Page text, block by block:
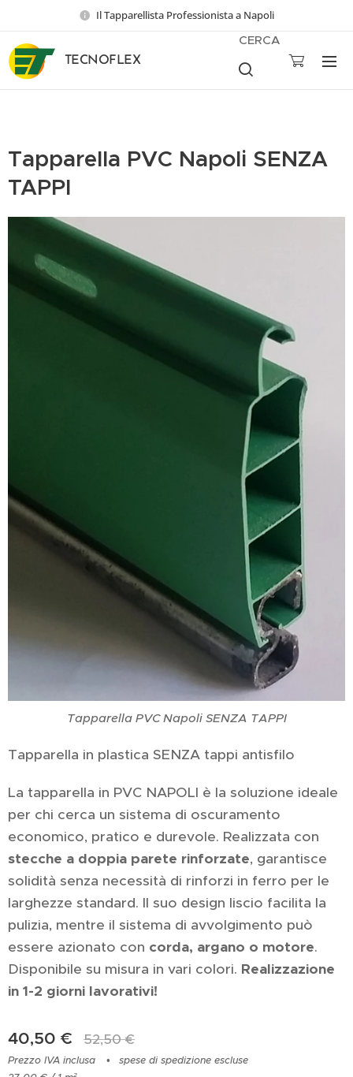
Il Tapparellista Professionista a Napoli
TECNOFLEX
CERCA
Tapparella PVC Napoli SENZA
TAPPI
Tapparella PVC Napoli SENZA TAPPI
Tapparella in plastica SENZA tappi antisfilo
La tapparella in PVC NAPOLI è la soluzione ideale
per chi cerca un sistema di oscuramento
economico, pratico e durevole. Realizzata con
stecche a doppia parete rinforzate, garantisce
solidità senza necessità di rinforzi in ferro per le
larghezze standard. Il suo design liscio facilita la
pulizia, mentre il sistema di avvolgimento può
essere azionato con corda, argano o motore.
Disponibile su misura in vari colori. Realizzazione
in 1-2 giorni lavorativi!
40,50 € 52,50€
Prezzo IVA inclusa
spese di spedizione escluse